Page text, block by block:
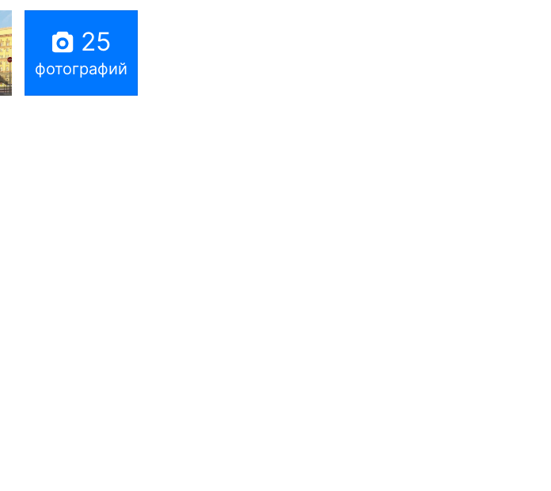
25
фотографий